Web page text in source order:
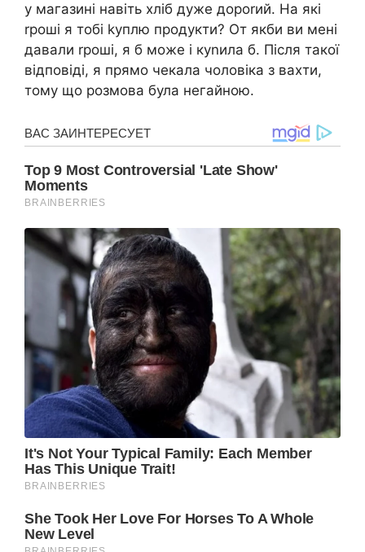
у магазині навіть хліб дуже дороrий. На які
rроші я тобі kуплю продукти? От якби ви мені
давали rроші, я б може і куnила б. Після такої
відповіді, я прямо чекала чоловіка з вахти,
тому що розмова була негайною.